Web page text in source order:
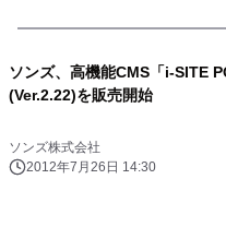
ソンズ、高機能CMS「i-SITE
(Ver.2.22)を販売開始
ソンズ株式会社
2012年7月26日 14:30